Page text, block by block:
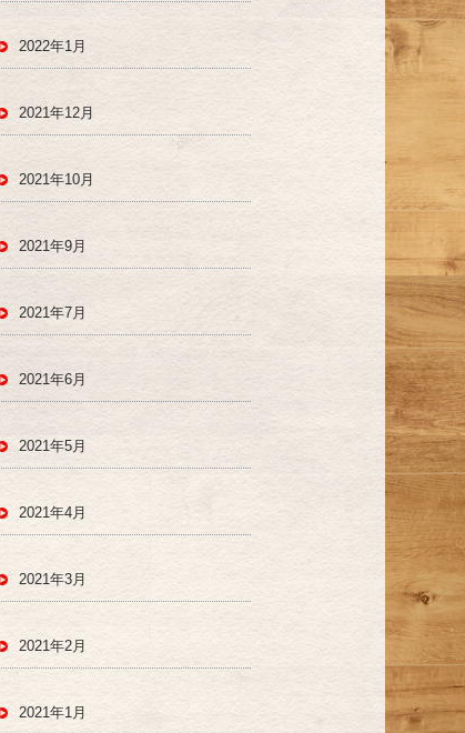
2022年1月
2021年12月
2021年10月
2021年9月
2021年7月
2021年6月
2021年5月
2021年4月
2021年3月
2021年2月
2021年1月